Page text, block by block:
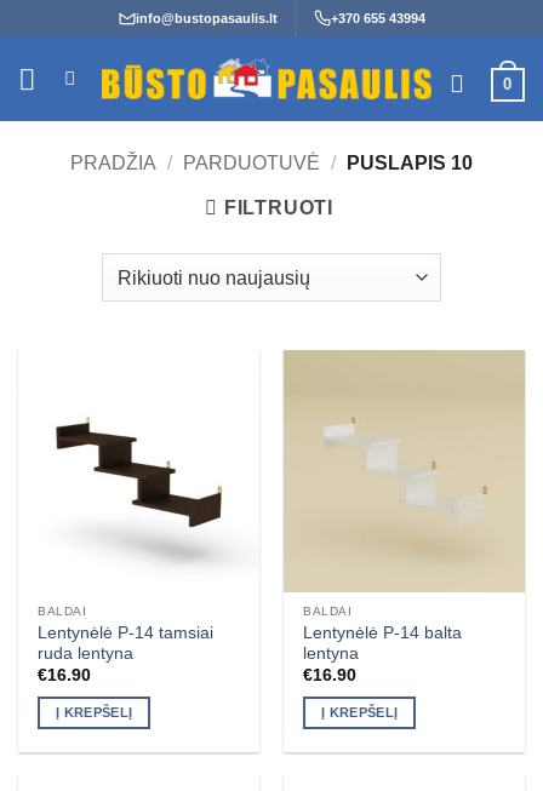
content
info@bustopasaulis.lt +370 655 43994
0
PRADŽIA / PARDUOTUVĖ / PUSLAPIS 10
FILTRUOTI
BALDAI
Lentynėlė P-14 tamsiai
ruda lentyna
€16.90
Į KREPŠELĮ
BALDAI
Lentynėlė P-14 balta
lentyna
€16.90
Į KREPŠELĮ